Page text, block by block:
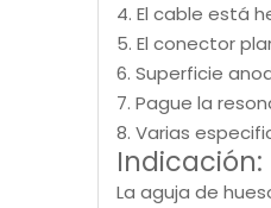
4. El cable está
5. El conector
6. Superficie
7. Pague la
8. Varias
Indicación:
La aguja de